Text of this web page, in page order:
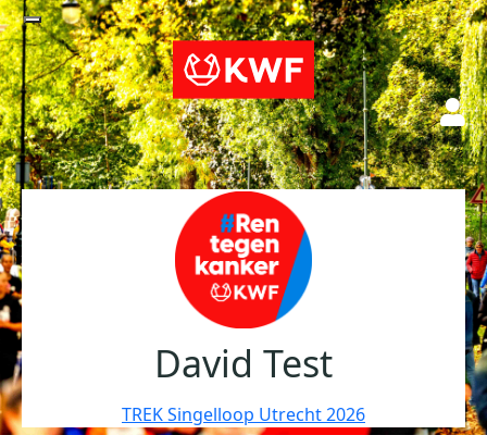
David Test
TREK Singelloop Utrecht 2026